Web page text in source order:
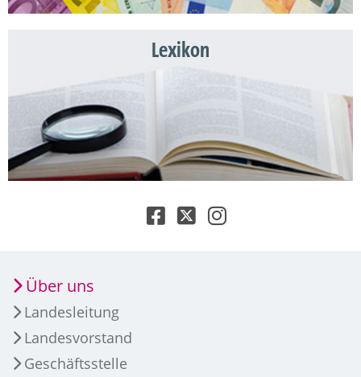
Lexikon
Über uns
Landesleitung
Landesvorstand
Geschäftsstelle